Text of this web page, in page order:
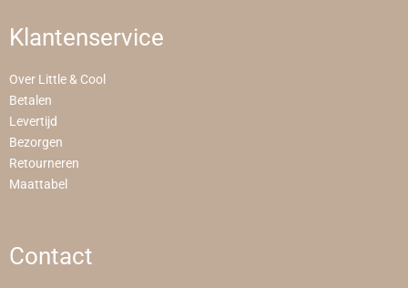
Klantenservice
Over Little & Cool
Betalen
Levertijd
Bezorgen
Retourneren
Maattabel
Contact